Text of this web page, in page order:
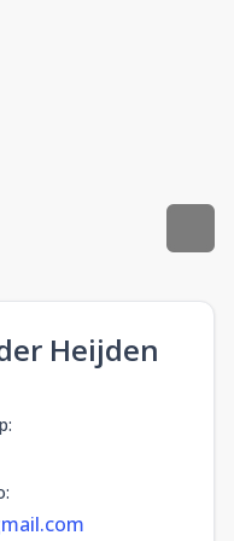
Heijden
:
: